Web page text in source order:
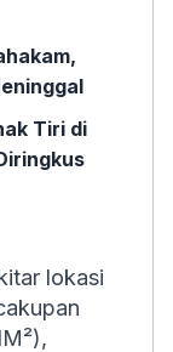
Tiri di
lokasi